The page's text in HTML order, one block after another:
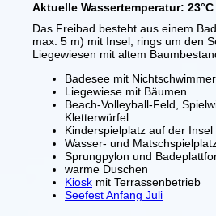
Aktuelle Wassertemperatur: 23°C
Das Freibad besteht aus einem
max. 5 m) mit Insel, rings um den
Liegewiesen mit altem
Badesee mit
Liegewiese mit Bäumen
Beach-Volleyball-Feld,
Kletterwürfel
Kinderspielplatz auf der
Wasser- und
Sprungpylon und
warme Duschen
Kiosk mit Terrassenbetrieb
Seefest Anfang Juli